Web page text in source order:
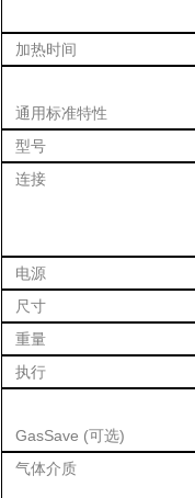
加热时间
通用标准特性
型号
连接
电源
尺寸
重量
执行
GasSave (可选)
气体介质